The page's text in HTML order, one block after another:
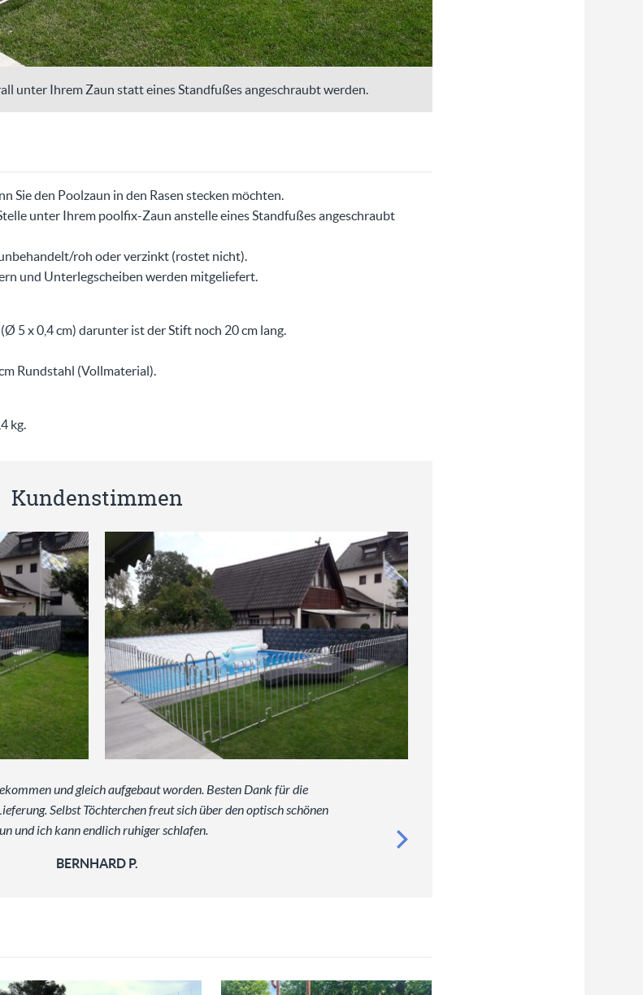
unter Ihrem Zaun statt eines Standfußes angeschraubt werden.
Sie den Poolzaun in den Rasen stecken möchten.
unter Ihrem poolfix-Zaun anstelle eines Standfußes angeschraubt
roh oder verzinkt (rostet nicht).
und Unterlegscheiben werden mitgeliefert.
5 x 0,4 cm) darunter ist der Stift noch 20 cm lang.
Rundstahl (Vollmaterial).
kg.
Kundenstimmen
und gleich aufgebaut worden. Besten Dank für die
Selbst Töchterchen freut sich über den optisch schönen
und ich kann endlich ruhiger schlafen.
BERNHARD P.